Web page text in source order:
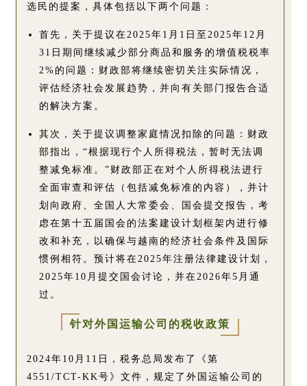
选民的提案，具体包括以下两个问题：
首先，关于提议在2025年1月1日至2025年12月
31日期间继续减少部分商品和服务的增值税税率
2%的问题：财政部将继续密切关注实际情况，
评估经济社会发展趋势，并向有关部门报告合适
的解决方案。
其次，关于提议调整家庭情况扣除的问题：财政
部指出，“根据现行个人所得税法，暂时无法调
整减免标准。”财政部正在对个人所得税法进行
全面审查和评估（包括减免标准的内容），并计
划向政府、全国人大常委会、国会提交报告，考
虑在第十五届国会的法案建设计划框架内进行修
改和补充，以确保与越南的经济社会条件及国际
惯例相符。预计将在2025年注册法律建设计划，
2025年10月提交国会讨论，并在2026年5月通
过。
针对外国运输公司的税收政策
2024年10月11日，税务总局发布了《第
4551/TCT-KK号》文件，规定了外国运输公司的